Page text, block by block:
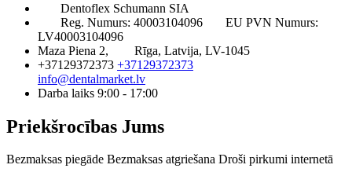
Dentoflex Schumann SIA
Reg. Numurs: 40003104096
EU PVN Numurs:
LV40003104096
Maza Piena 2,
Rīga, Latvija, LV-1045
+37129372373 +37129372373
info@dentalmarket.lv
Darba laiks 9:00 - 17:00
Priekšrocības Jums
Bezmaksas piegāde Bezmaksas atgriešana Droši pirkumi internetā